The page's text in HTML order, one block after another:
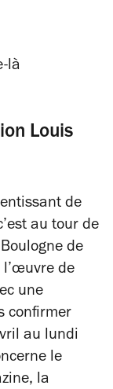
Louis
de
au tour de
de
l’œuvre de
une
confirmer
au lundi
le
, la